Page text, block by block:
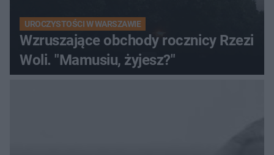
UROCZYSTOŚCI W WARSZAWIE
Wzruszające obchody rocznicy Rzezi
Woli. "Mamusiu, żyjesz?"